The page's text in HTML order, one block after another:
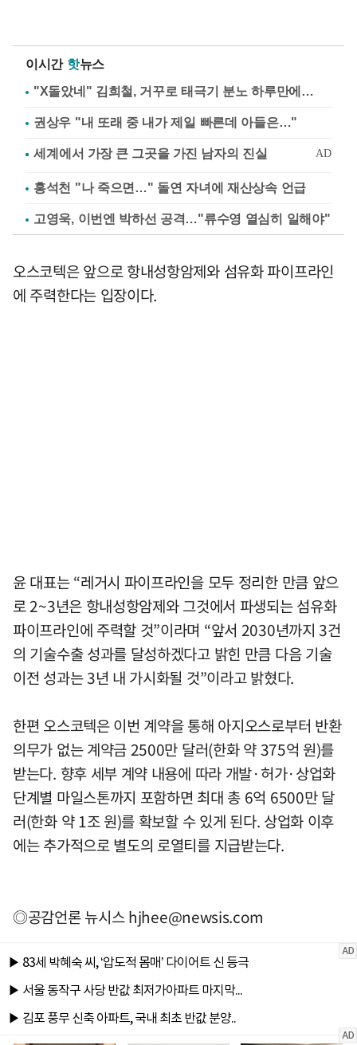
이시간 핫뉴스
"X돌았네" 김희철, 거꾸로 태극기 분노 하루만에…
권상우 "내 또래 중 내가 제일 빠른데 아들은…"
홍석천 "나 죽으면…" 돌연 자녀에 재산상속 언급
고영욱, 이번엔 박하선 공격…"류수영 열심히 일해야"
오스코텍은 앞으로 항내성항암제와 섬유화 파이프라인
에 주력한다는 입장이다.
윤 대표는 “레거시 파이프라인을 모두 정리한 만큼 앞으
로 2~3년은 항내성항암제와 그것에서 파생되는 섬유화
파이프라인에 주력할 것”이라며 “앞서 2030년까지 3건
의 기술수출 성과를 달성하겠다고 밝힌 만큼 다음 기술
이전 성과는 3년 내 가시화될 것”이라고 밝혔다.
한편 오스코텍은 이번 계약을 통해 아지오스로부터 반환
의무가 없는 계약금 2500만 달러(한화 약 375억 원)를
받는다. 향후 세부 계약 내용에 따라 개발·허가·상업화
단계별 마일스톤까지 포함하면 최대 총 6억 6500만 달
러(한화 약 1조 원)를 확보할 수 있게 된다. 상업화 이후
에는 추가적으로 별도의 로열티를 지급받는다.
◎공감언론 뉴시스hjhee@newsis.com